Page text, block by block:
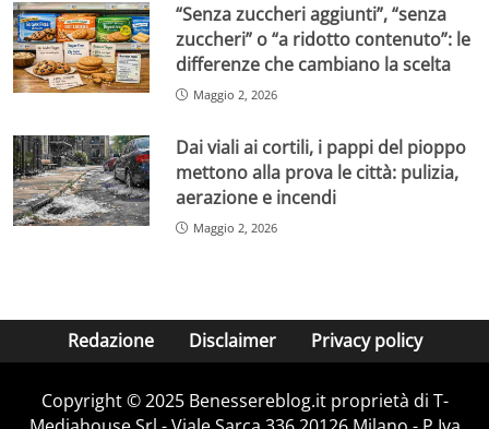
“Senza zuccheri aggiunti”, “senza
zuccheri” o “a ridotto contenuto”: le
differenze che cambiano la scelta
Maggio 2, 2026
Dai viali ai cortili, i pappi del pioppo
mettono alla prova le città: pulizia,
aerazione e incendi
Maggio 2, 2026
Redazione Disclaimer Privacy policy
Copyright © 2025 Benessereblog.it proprietà di T-